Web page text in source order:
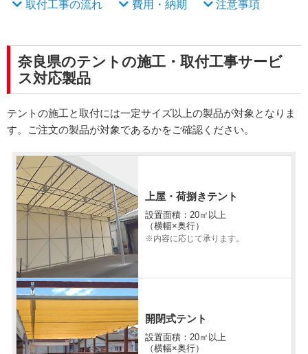
取付工事の流れ
費用・納期 注意事項
奈良県のテントの施工・取付工事サービ
ス対応製品
テントの施工と取付には一定サイズ以上の製品が対象となりま
す。ご注文の製品が対象であるかをご確認ください。
上屋・荷捌きテント
設置面積：20㎡以上
（横幅×奥行）
※内容に応じて承ります。
開閉式テント
設置面積：20㎡以上
（横幅×奥行）